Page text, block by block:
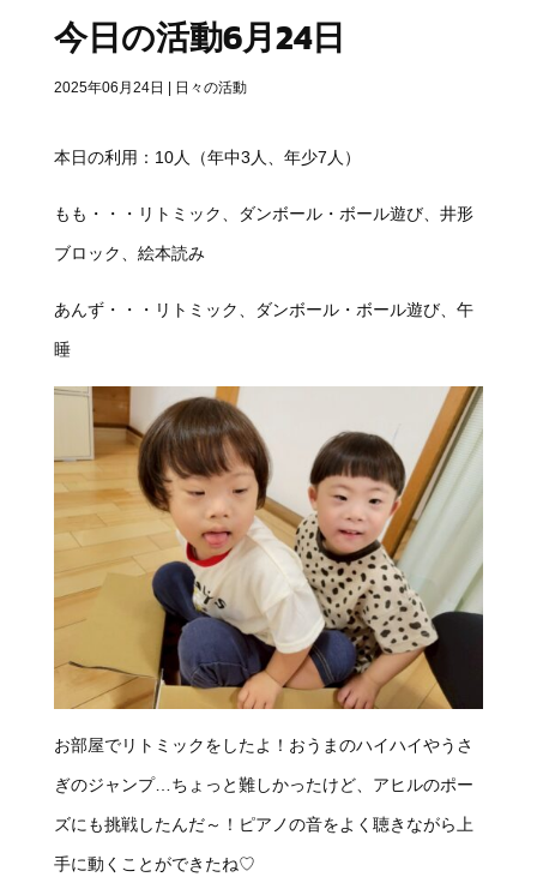
今日の活動6月24日
2025年06月24日 日々の活動
本日の利用：10人（年中3人、年少7人）
もも・・・リトミック、ダンボール・ボール遊び、井形
ブロック、絵本読み
あんず・・・リトミック、ダンボール・ボール遊び、午
睡
お部屋でリトミックをしたよ！おうまのハイハイやうさ
ぎのジャンプ…ちょっと難しかったけど、アヒルのポー
ズにも挑戦したんだ～！ピアノの音をよく聴きながら上
手に動くことができたね♡